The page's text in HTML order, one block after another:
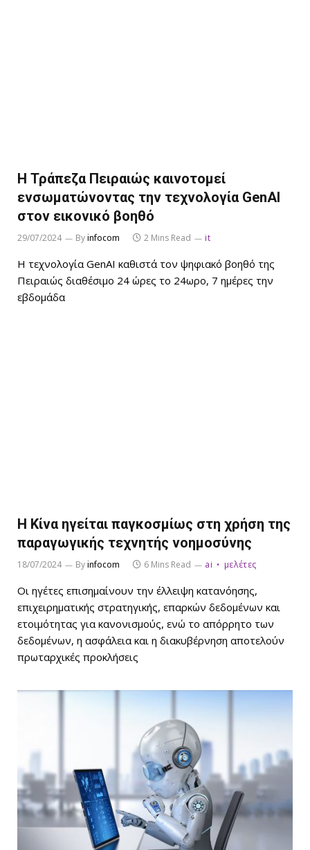
Η Τράπεζα Πειραιώς καινοτομεί
ενσωματώνοντας την τεχνολογία GenAI
στον εικονικό βοηθό
29/07/2024 Byinfocom 2 Mins Read it
Η τεχνολογία GenAI καθιστά τον ψηφιακό βοηθό της
Πειραιώς διαθέσιμο 24 ώρες το 24ωρο, 7 ημέρες την
εβδομάδα
Η Κίνα ηγείται παγκοσμίως στη χρήση της
παραγωγικής τεχνητής νοημοσύνης
18/07/2024 Byinfocom 6 Mins Read ai μελέτες
Οι ηγέτες επισημαίνουν την έλλειψη κατανόησης,
επιχειρηματικής στρατηγικής, επαρκών δεδομένων και
ετοιμότητας για κανονισμούς, ενώ το απόρρητο των
δεδομένων, η ασφάλεια και η διακυβέρνηση αποτελούν
πρωταρχικές προκλήσεις